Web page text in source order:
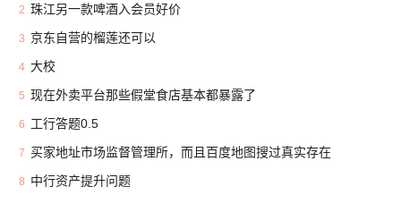
2 珠江另一款啤酒入会员好价
3 京东自营的榴莲还可以
4 大校
5 现在外卖平台那些假堂食店基本都暴露了
6 工行答题0.5
7 买家地址市场监督管理所，而且百度地图搜过真实存在
8 中行资产提升问题